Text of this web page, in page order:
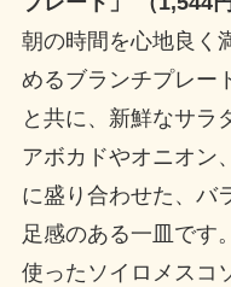
朝の時間を心地良く
めるブランチプレー
と共に、新鮮なサラ
アボカドやオニオン
に盛り合わせた、バ
足感のある一皿です
使ったソイロメスコ